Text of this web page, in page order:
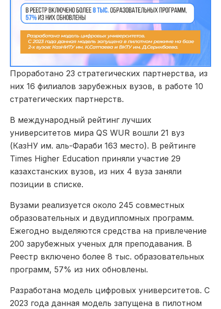
Проработано 23 стратегических партнерства, из
них 16 филиалов зарубежных вузов, в работе 10
стратегических партнерств.
В международный рейтинг лучших
университетов мира QS WUR вошли 21 вуз
(КазНУ им. аль-Фараби 163 место). В рейтинге
Times Higher Education приняли участие 29
казахстанских вузов, из них 4 вуза заняли
позиции в списке.
Вузами реализуется около 245 совместных
образовательных и двудипломных программ.
Ежегодно выделяются средства на привлечение
200 зарубежных ученых для преподавания. В
Реестр включено более 8 тыс. образовательных
программ, 57% из них обновлены.
Разработана модель цифровых университетов. С
2023 года данная модель запущена в пилотном